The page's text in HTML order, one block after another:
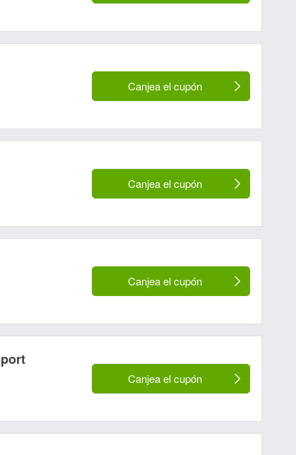
Canjea el cupón
Canjea el cupón
Canjea el cupón
Canjea el cupón